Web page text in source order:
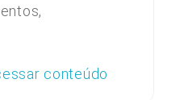
conteúdo